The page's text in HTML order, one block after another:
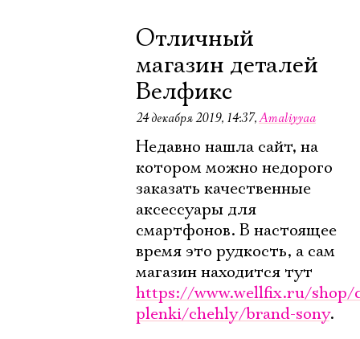
Отличный
магазин деталей
Велфикс
24 декабря 2019, 14:37,Amaliyyaa
Недавно нашла сайт, на
котором можно недорого
заказать качественные
аксессуары для
смартфонов. В настоящее
время это рудкость, а сам
магазин находится тут
https://www.wellfix.ru/shop/
plenki/chehly/brand-sony.